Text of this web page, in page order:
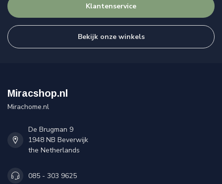
Klantenservice
Bekijk onze winkels
Miracshop.nl
Mirachome.nl
De Brugman 9
1948 NB Beverwijk
the Netherlands
085 - 303 9625